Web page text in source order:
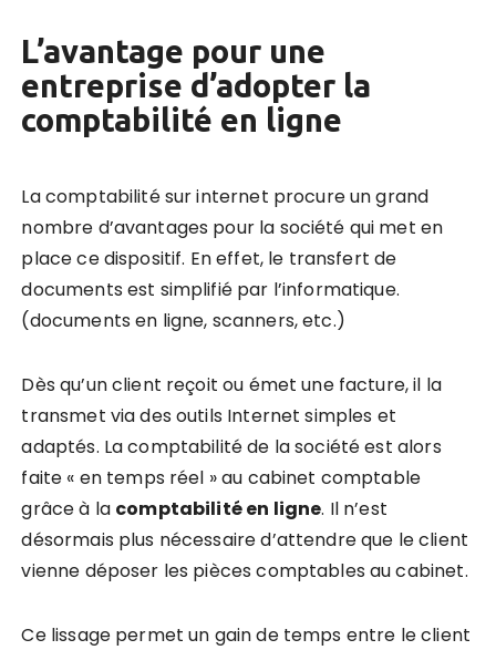
L’avantage pour une
entreprise d’adopter la
comptabilité en ligne
La comptabilité sur internet procure un grand
nombre d’avantages pour la société qui met en
place ce dispositif. En effet, le transfert de
documents est simplifié par l’informatique.
(documents en ligne, scanners, etc.)
Dès qu’un client reçoit ou émet une facture, il la
transmet via des outils Internet simples et
adaptés. La comptabilité de la société est alors
faite « en temps réel » au cabinet comptable
grâce à la comptabilité en ligne. Il n’est
désormais plus nécessaire d’attendre que le client
vienne déposer les pièces comptables au cabinet.
Ce lissage permet un gain de temps entre le client